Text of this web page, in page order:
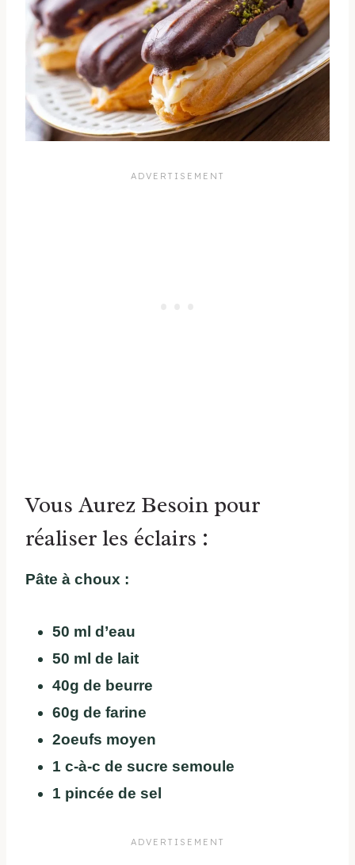
Vous Aurez Besoin pour
réaliser les éclairs :
Pâte à choux :
50 ml d’eau
50 ml de lait
40g de beurre
60g de farine
2oeufs moyen
1 c-à-c de sucre semoule
1 pincée de sel